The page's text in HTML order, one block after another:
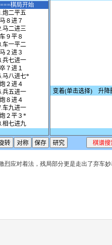
应对着法，残局部分更是走出了弃车